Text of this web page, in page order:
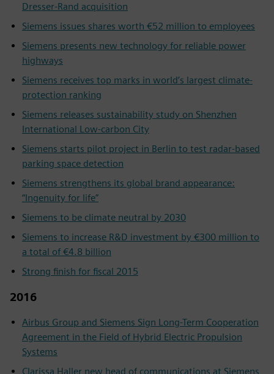
Dresser-Rand acquisition
Siemens issues shares worth €52 million to employees
Siemens presents new technology for reliable power
highways
Siemens receives top marks in world’s largest climate-
protection ranking
Siemens releases sustainability study on Shenzhen
International Low-carbon City
Siemens starts pilot project in Berlin to test radar-based
parking space detection
Siemens strengthens its global brand appearance:
“Ingenuity for life”
Siemens to be climate neutral by 2030
Siemens to increase R&D investment by €300 million to
a total of €4.8 billion
Strong finish for fiscal 2015
2016
Airbus Group and Siemens Sign Long-Term Cooperation
Agreement in the Field of Hybrid Electric Propulsion
Systems
Clarissa Haller new head of communications at Siemens